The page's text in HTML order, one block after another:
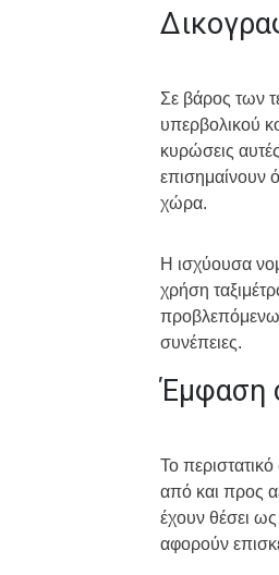
Σε βάρος των
υπερβολικού
κυρώσεις
επισημαίνουν
χώρα.
Η ισχύουσα
χρήση
συνέπειες.
Έμφαση
Το
από και προς
έχουν θέσει
αφορούν